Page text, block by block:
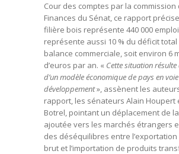
Cour des comptes par la commission
Finances du Sénat, ce rapport
filière bois représente 440 000
représente aussi 10 % du déficit total
balance commerciale, soit environ 6
d’euros par an. « Cette situation
d’un modèle économique de pays en
développement», assènent les
rapport, les sénateurs Alain Houpert
Botrel, pointant un déplacement de
ajoutée vers les marchés étrangers
des déséquilibres entre l’exportation
brut et l’importation de produits